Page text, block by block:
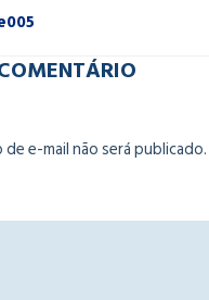
e-mail não será publicado.